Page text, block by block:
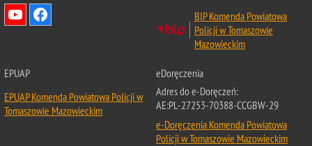
BIP Komenda Powiatowa
Policji w Tomaszowie
Mazowieckim
EPUAP
EPUAP Komenda Powiatowa Policji w
Tomaszowie Mazowieckim
eDoręczenia
Adres do e-Doręczeń:
AE:PL-27253-70388-CCGBW-29
e-Doręczenia Komenda Powiatowa
Policji w Tomaszowie Mazowieckim